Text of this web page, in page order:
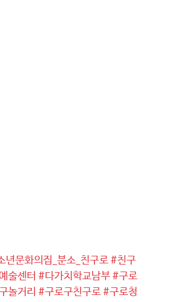
년문화의집_분소_친구로 #친구
술센터 #다가치학교남부 #구로
놀거리 #구로구친구로 #구로청